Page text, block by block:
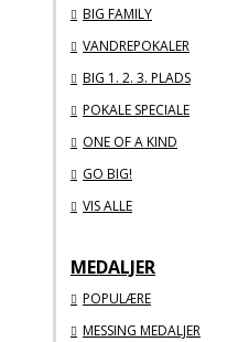
BIG FAMILY
VANDREPOKALER
BIG 1. 2. 3. PLADS
POKALE SPECIALE
ONE OF A KIND
GO BIG!
VIS ALLE
MEDALJER
POPULÆRE
MESSING MEDALJER